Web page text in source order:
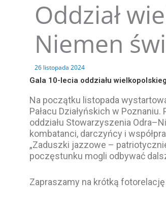
Oddział
Niemen
26 listopada 2024
Gala 10-lecia oddziału
Na początku listopada
Pałacu Działyńskich w
oddziału Stowarzyszenia
kombatanci, darczyńcy i
„Zaduszki jazzowe –
poczęstunku mogli odbywać
Zapraszamy na krótką